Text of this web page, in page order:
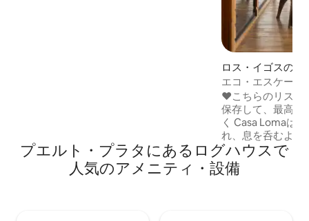
ロス・イゴスのロ
エコ・エスケープ
ネイチャー・ビュ
❤️こちらのリステ
保存して、最高の
く Casa Lomaは、緑豊かな丘陵に囲ま
れ、息を呑むよう
ての木造建築の隠
ここでは時間がゆ
自分自身と大切な
プエルト・プラタにあるログハウスで
人気のアメニティ・設備